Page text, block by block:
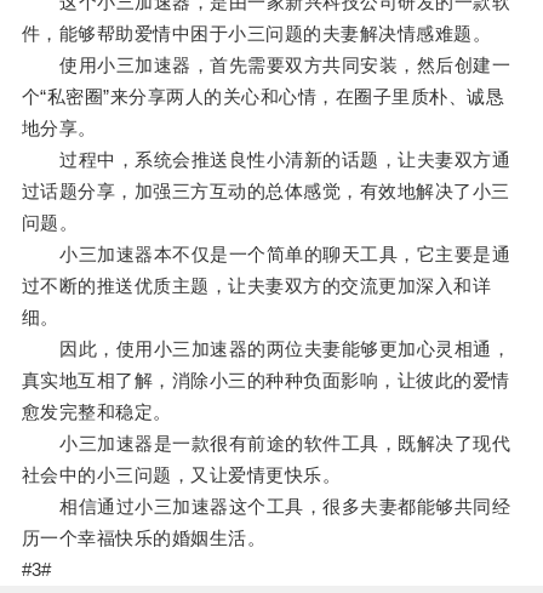
件，能够帮助爱情中困于小三问题的夫妻解决情感难题。
使用小三加速器，首先需要双方共同安装，然后创建一
个“私密圈”来分享两人的关心和心情，在圈子里质朴、诚恳
地分享。
过程中，系统会推送良性小清新的话题，让夫妻双方通
过话题分享，加强三方互动的总体感觉，有效地解决了小三
问题。
小三加速器本不仅是一个简单的聊天工具，它主要是通
过不断的推送优质主题，让夫妻双方的交流更加深入和详
细。
因此，使用小三加速器的两位夫妻能够更加心灵相通，
真实地互相了解，消除小三的种种负面影响，让彼此的爱情
愈发完整和稳定。
小三加速器是一款很有前途的软件工具，既解决了现代
社会中的小三问题，又让爱情更快乐。
相信通过小三加速器这个工具，很多夫妻都能够共同经
历一个幸福快乐的婚姻生活。
#3#